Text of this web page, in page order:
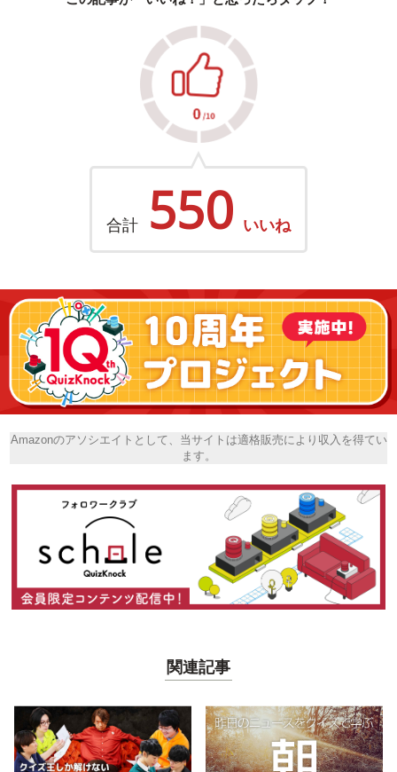
合計 550 いいね
Amazonのアソシエイトとして、当サイトは適格販売により収入を得てい
ます。
関連記事